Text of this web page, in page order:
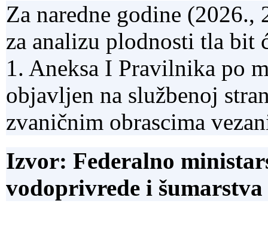
Za naredne godine (2026.,
za analizu plodnosti tla bit
1. Aneksa I Pravilnika po
objavljen na službenoj
zvaničnim obrascima
Izvor: Federalno
vodoprivrede i